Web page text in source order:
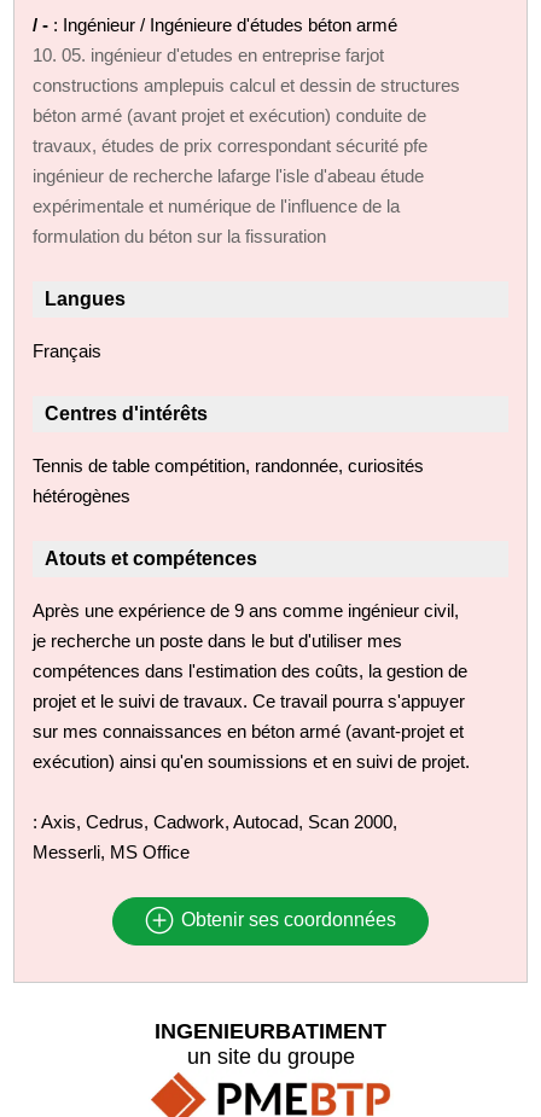
/ - : Ingénieur / Ingénieure d'études béton armé
10. 05. ingénieur d'etudes en entreprise farjot
constructions amplepuis calcul et dessin de structures
béton armé (avant projet et exécution) conduite de
travaux, études de prix correspondant sécurité pfe
ingénieur de recherche lafarge l'isle d'abeau étude
expérimentale et numérique de l'influence de la
formulation du béton sur la fissuration
Langues
Français
Centres d'intérêts
Tennis de table compétition, randonnée, curiosités
hétérogènes
Atouts et compétences
Après une expérience de 9 ans comme ingénieur civil,
je recherche un poste dans le but d'utiliser mes
compétences dans l'estimation des coûts, la gestion de
projet et le suivi de travaux. Ce travail pourra s'appuyer
sur mes connaissances en béton armé (avant-projet et
exécution) ainsi qu'en soumissions et en suivi de projet.
: Axis, Cedrus, Cadwork, Autocad, Scan 2000,
Messerli, MS Office
Obtenir ses coordonnées
INGENIEURBATIMENT
un site du groupe